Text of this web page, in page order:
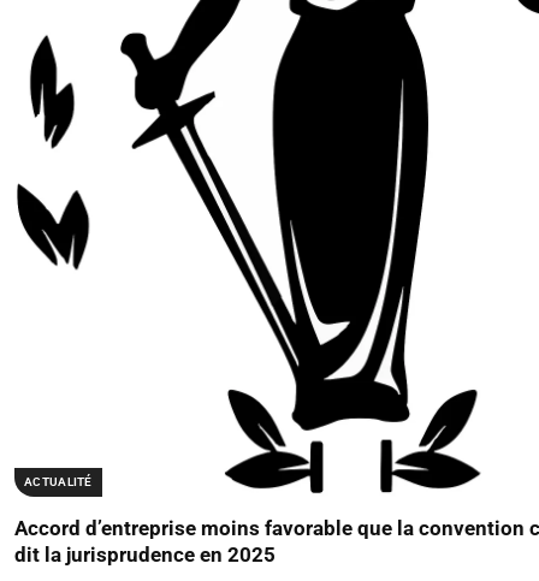
ACTUALITÉ
Accord d’entreprise moins favorable que la convention
dit la jurisprudence en 2025